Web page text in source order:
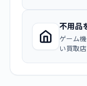
不用品
ゲーム
い買取